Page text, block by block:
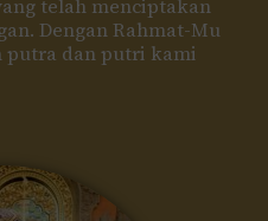
telah menciptakan
Dengan Rahmat-Mu
dan putri kami